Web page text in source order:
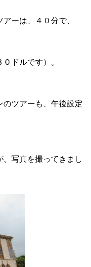
ーは、４０分で、
ドルです）。
ツアーも、午後設定
写真を撮ってきまし